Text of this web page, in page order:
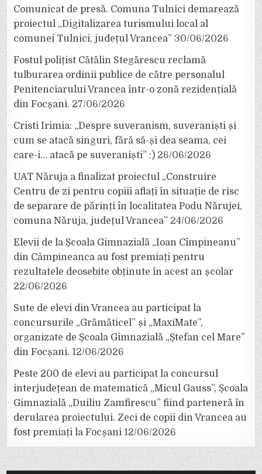
Comunicat de presă. Comuna Tulnici demarează
proiectul „Digitalizarea turismului local al
comunei Tulnici, județul Vrancea” 30/06/2026
Fostul polițist Cătălin Stegărescu reclamă
tulburarea ordinii publice de către personalul
Penitenciarului Vrancea într-o zonă rezidențială
din Focșani. 27/06/2026
Cristi Irimia: „Despre suveranism, suveraniști și
cum se atacă singuri, fără să-și dea seama, cei
care-i… atacă pe suveraniști” :) 26/06/2026
UAT Năruja a finalizat proiectul „Construire
Centru de zi pentru copiii aflați în situație de risc
de separare de părinți în localitatea Podu Nărujei,
comuna Năruja, județul Vrancea” 24/06/2026
Elevii de la Școala Gimnazială „Ioan Cîmpineanu”
din Câmpineanca au fost premiați pentru
rezultatele deosebite obținute în acest an școlar
22/06/2026
Sute de elevi din Vrancea au participat la
concursurile „Grămăticel” și „MaxiMate”,
organizate de Școala Gimnazială „Ștefan cel Mare”
din Focșani. 12/06/2026
Peste 200 de elevi au participat la concursul
interjudețean de matematică „Micul Gauss”, Școala
Gimnazială „Duiliu Zamfirescu” fiind parteneră în
derularea proiectului. Zeci de copii din Vrancea au
fost premiați la Focșani 12/06/2026